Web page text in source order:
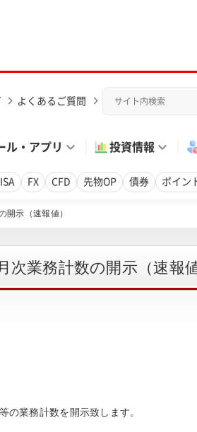
よくあるご質問
ル・アプリ 投資情報
FX CFD 先物OP 債券 ポイン
開示（速報値）
次業務計数の開示（速報値
の業務計数を開示致します。